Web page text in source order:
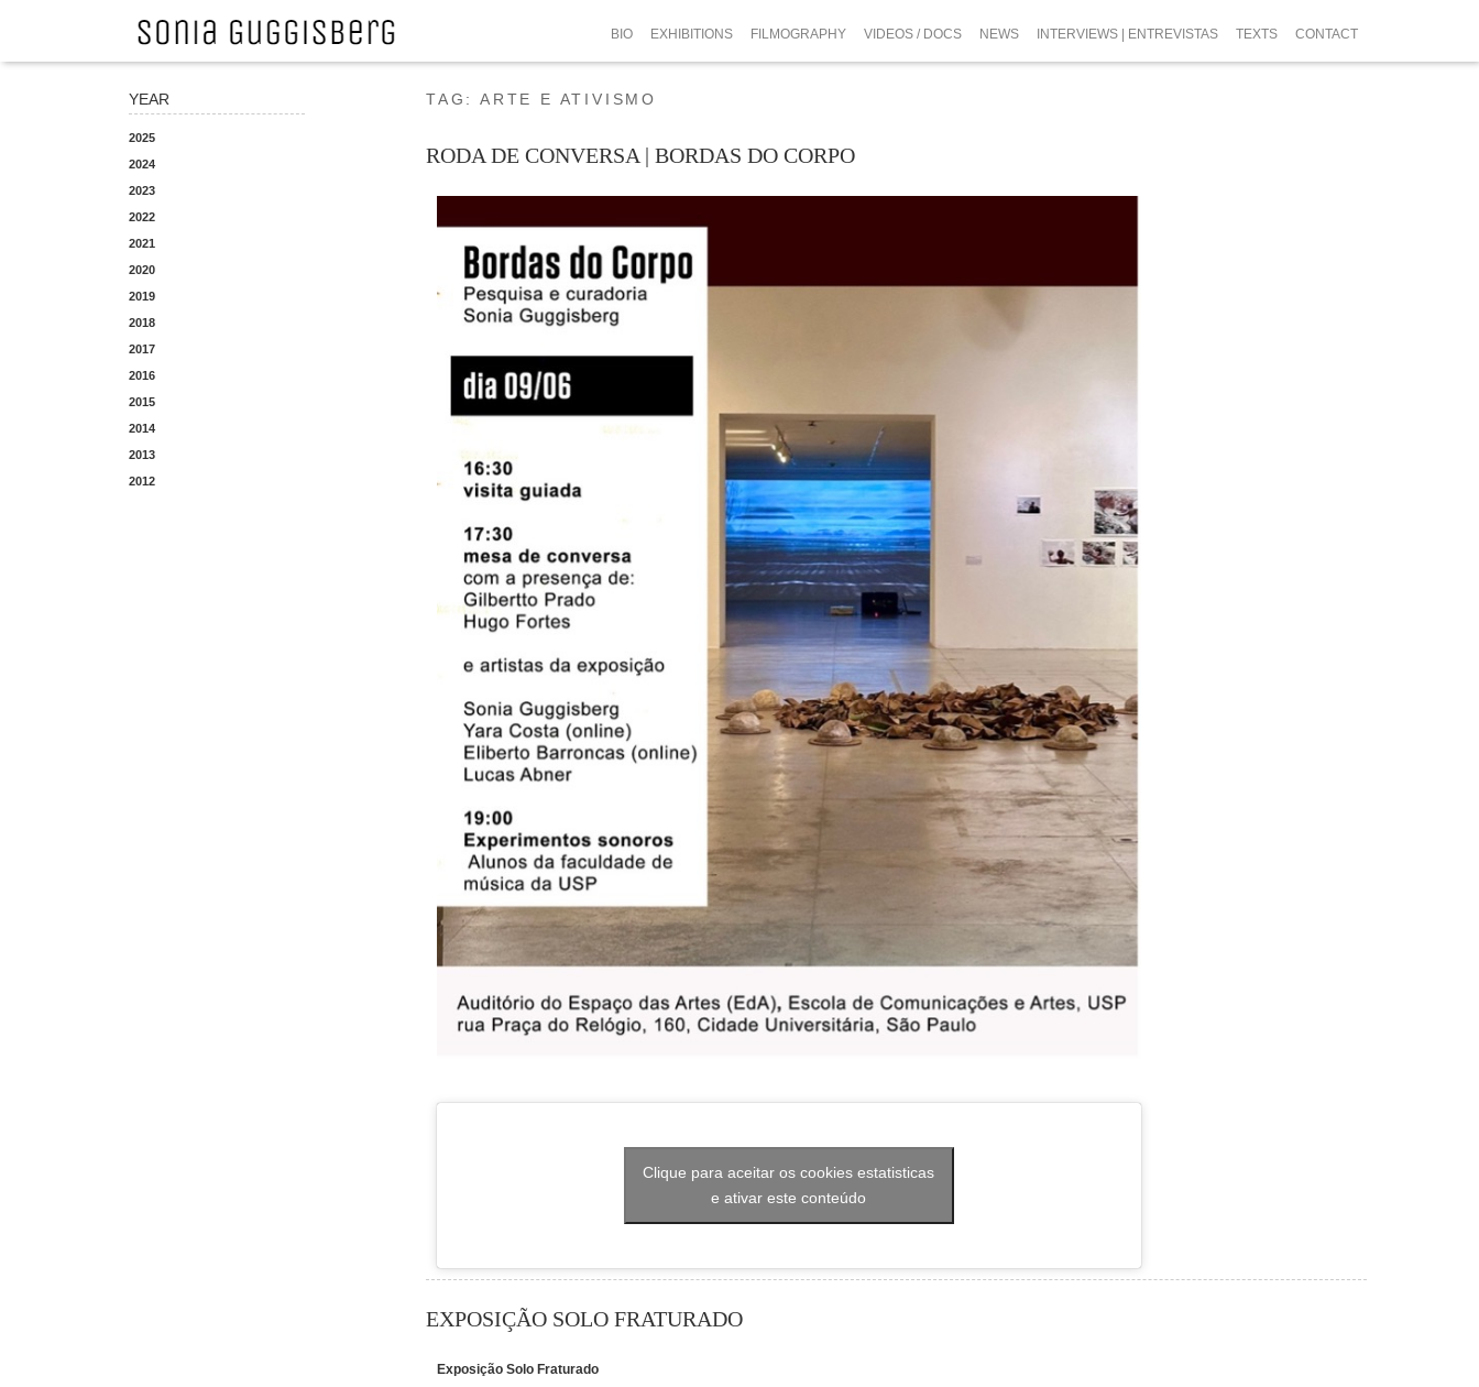
BIO EXHIBITIONS FILMOGRAPHY VIDEOS / DOCS NEWS INTERVIEWS | ENTREVISTAS TEXTS CONTACT
YEAR
2025
2024
2023
2022
2021
2020
2019
2018
2017
2016
2015
2014
2013
2012
TAG: ARTE E ATIVISMO
RODA DE CONVERSA | BORDAS DO CORPO
Clique para aceitar os cookies estatisticas
e ativar este conteúdo
EXPOSIÇÃO SOLO FRATURADO
Exposição Solo Fraturado